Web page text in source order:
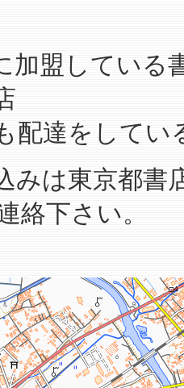
加盟している
配達をしてい
みは東京都書
絡下さい。